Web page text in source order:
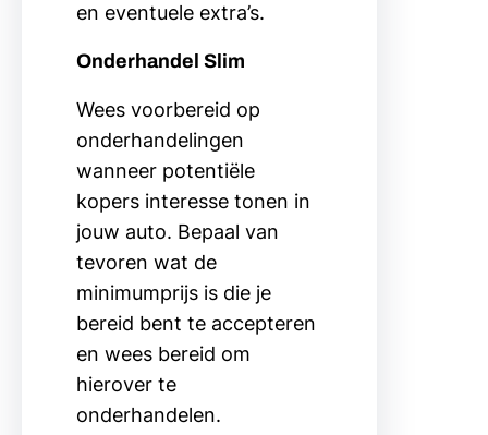
en eventuele extra’s.
Onderhandel Slim
Wees voorbereid op
onderhandelingen
wanneer potentiële
kopers interesse tonen in
jouw auto. Bepaal van
tevoren wat de
minimumprijs is die je
bereid bent te accepteren
en wees bereid om
hierover te
onderhandelen.